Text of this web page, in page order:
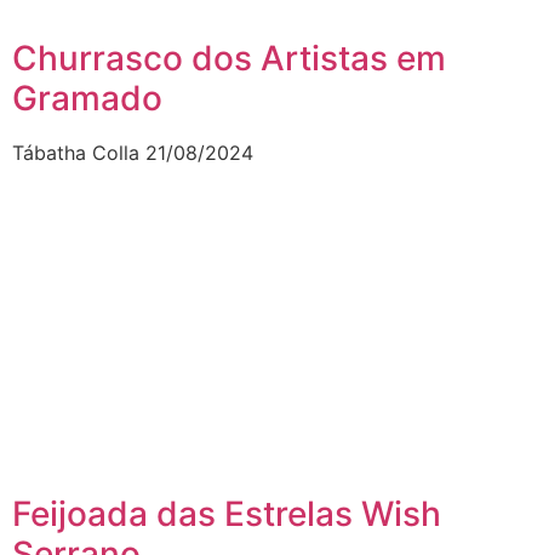
Churrasco dos Artistas em
Gramado
Tábatha Colla 21/08/2024
Feijoada das Estrelas Wish